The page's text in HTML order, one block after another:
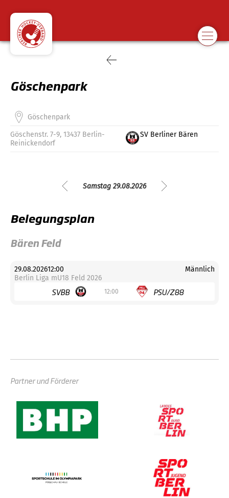
Göschenpark
Göschenpark
Göschenstr. 7-9, 13437 Berlin-
Reinickendorf
SV Berliner Bären
Belegungsplan
Samstag 29.08.2026
Bären Feld
29.08.202612:00
Männlich
Berlin Liga mU18 Feld 2026
SVBB 12:00 PSU/Z88
Partner und Förderer